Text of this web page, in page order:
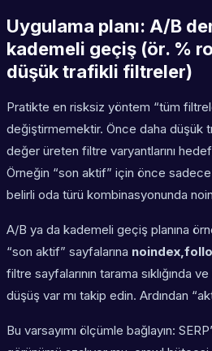
Uygulama planı: A/B
kademeli geçiş (ör. %
düşük trafikli filtreler)
Pratikte en risksiz yöntem “tüm
değiştirmemektir. Önce daha düşük
değer üreten filtre varyantlarını
Örneğin “son aktif” için önce
belirli oda türü kombinasyonunda
A/B ya da kademeli geçiş planına
“son aktif” sayfalarına
filtre sayfalarının tarama sıklığında
düşüş var mı takip edin. Ardından
Bu varsayımı ölçümle bağlayın: